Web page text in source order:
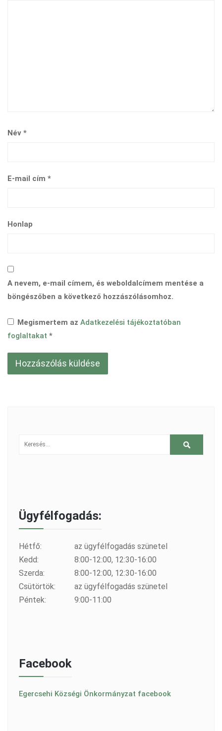
Név *
E-mail cím *
Honlap
A nevem, e-mail címem, és weboldalcímem mentése a
böngészőben a következő hozzászólásomhoz.
Megismertem az Adatkezelési tájékoztatóban
foglaltakat *
Ügyfélfogadás:
Hétfő:
az ügyfélfogadás szünetel
Kedd:
8:00-12:00, 12:30-16:00
Szerda:
8:00-12:00, 12:30-16:00
Csütörtök:
az ügyfélfogadás szünetel
Péntek:
9:00-11:00
Facebook
Egercsehi Községi Önkormányzat facebook